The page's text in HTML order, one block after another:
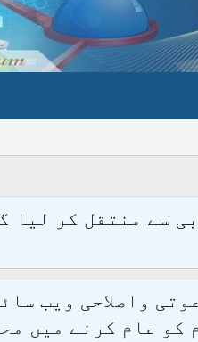
کو نئےسافٹ ویئر زین فورو 2.1.7 پر
واصلاحی ویب
کو عام کرنے میں